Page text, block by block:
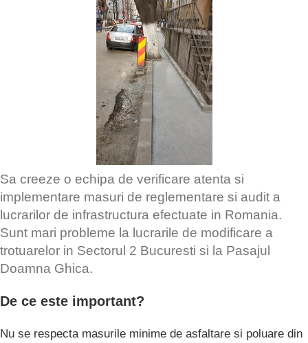
Sa creeze o echipa de verificare atenta si
implementare masuri de reglementare si audit a
lucrarilor de infrastructura efectuate in Romania.
Sunt mari probleme la lucrarile de modificare a
trotuarelor in Sectorul 2 Bucuresti si la Pasajul
Doamna Ghica.
De ce este important?
Nu se respecta masurile minime de asfaltare si poluare din